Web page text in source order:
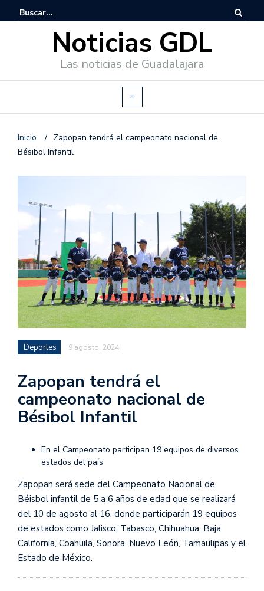
Noticias GDL
Las noticias de Guadalajara
Inicio / Zapopan tendrá el campeonato nacional de
Bésibol Infantil
Deportes 9 agosto, 2024
Zapopan tendrá el
campeonato nacional de
Bésibol Infantil
En el Campeonato participan 19 equipos de diversos
estados del país
Zapopan será sede del Campeonato Nacional de
Béisbol infantil de 5 a 6 años de edad que se realizará
del 10 de agosto al 16, donde participarán 19 equipos
de estados como Jalisco, Tabasco, Chihuahua, Baja
California, Coahuila, Sonora, Nuevo León, Tamaulipas y el
Estado de México.